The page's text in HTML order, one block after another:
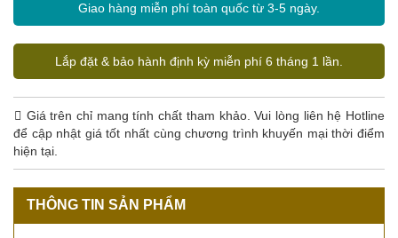
Giao hàng miễn phí toàn quốc từ 3-5 ngày.
Lắp đặt & bảo hành định kỳ miễn phí 6 tháng 1 lần.
Giá trên chỉ mang tính chất tham khảo. Vui lòng liên hệ Hotline
để cập nhật giá tốt nhất cùng chương trình khuyến mại thời điểm
hiện tại.
THÔNG TIN SẢN PHẨM